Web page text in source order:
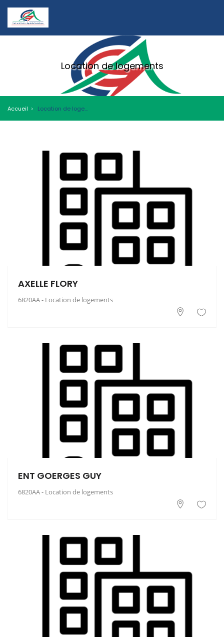
Location de logements
Accueil Location de logements
AXELLE FLORY
6820AA - Location de logements
ENT GOERGES GUY
6820AA - Location de logements